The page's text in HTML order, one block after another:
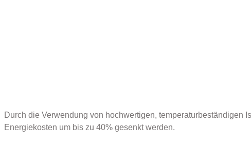
Durch die Verwendung von hochwertigen, temperaturbeständigen
Energiekosten um bis zu 40% gesenkt werden.